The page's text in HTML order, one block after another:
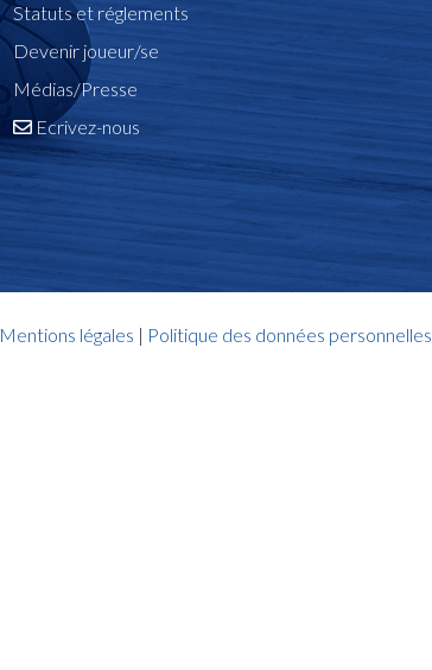
Statuts et réglements
Devenir joueur/se
Médias/Presse
Ecrivez-nous
Mentions légales | Politique des données personnelles